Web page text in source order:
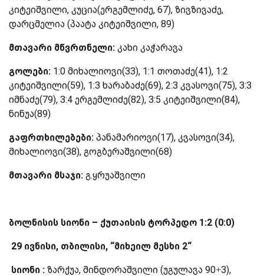
კიტეიშვილი, კუცია(ერგემლიძე, 67), ზივზივაძე,
დარცმელია (პაატა კიტეიშვილი, 89)
მთავარი მწვრთნელი: კახი კაჭარავა
გოლები: 1:0 მიხალიოვი(33), 1:1 თოთაძე(41), 1:2
კიტეიშვილი(59), 1:3 ხარაბაძე(69), 2:3 კვასოვი(75), 3:3
იმნაძე(79), 3:4 ერგემლიძე(82), 3:5 კიტეიშვილი(84),
ნინუა(89)
გაფრთხილებები: პანამარიოვი(17), კვასოვი(34),
მიხალიოვი(38), გოგბერაშვილი(68)
მთავარი მსაჯი: გ.ყრუაშვილი
ბოლნისის სიონი – ქუთაისის ტორპედო 1:2 (0:0)
29 ივნისი, თბილისი, “მიხეილ მესხი 2“
სიონი : ზარქუა, მინდორაშვილი (უგულავა 90+3),